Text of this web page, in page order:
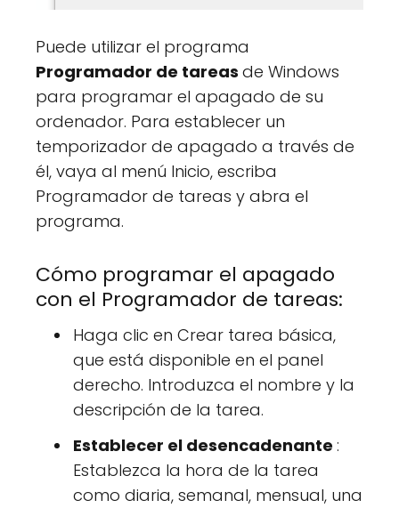
Puede utilizar el programa
Programador de tareas de Windows
para programar el apagado de su
ordenador. Para establecer un
temporizador de apagado a través de
él, vaya al menú Inicio, escriba
Programador de tareas y abra el
programa.
Cómo programar el apagado
con el Programador de tareas:
Haga clic en Crear tarea básica,
que está disponible en el panel
derecho. Introduzca el nombre y la
descripción de la tarea.
Establecer el desencadenante :
Establezca la hora de la tarea
como diaria, semanal, mensual, una